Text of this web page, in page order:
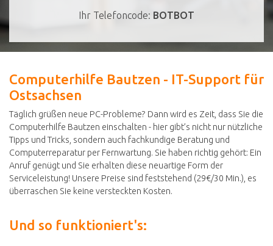
Ihr Telefoncode: BOTBOT
Computerhilfe Bautzen - IT-Support für
Ostsachsen
Täglich grüßen neue PC-Probleme? Dann wird es Zeit, dass Sie die
Computerhilfe Bautzen einschalten - hier gibt’s nicht nur nützliche
Tipps und Tricks, sondern auch fachkundige Beratung und
Computerreparatur per Fernwartung. Sie haben richtig gehört: Ein
Anruf genügt und Sie erhalten diese neuartige Form der
Serviceleistung! Unsere Preise sind feststehend (29€/30 Min.), es
überraschen Sie keine versteckten Kosten.
Und so funktioniert's: